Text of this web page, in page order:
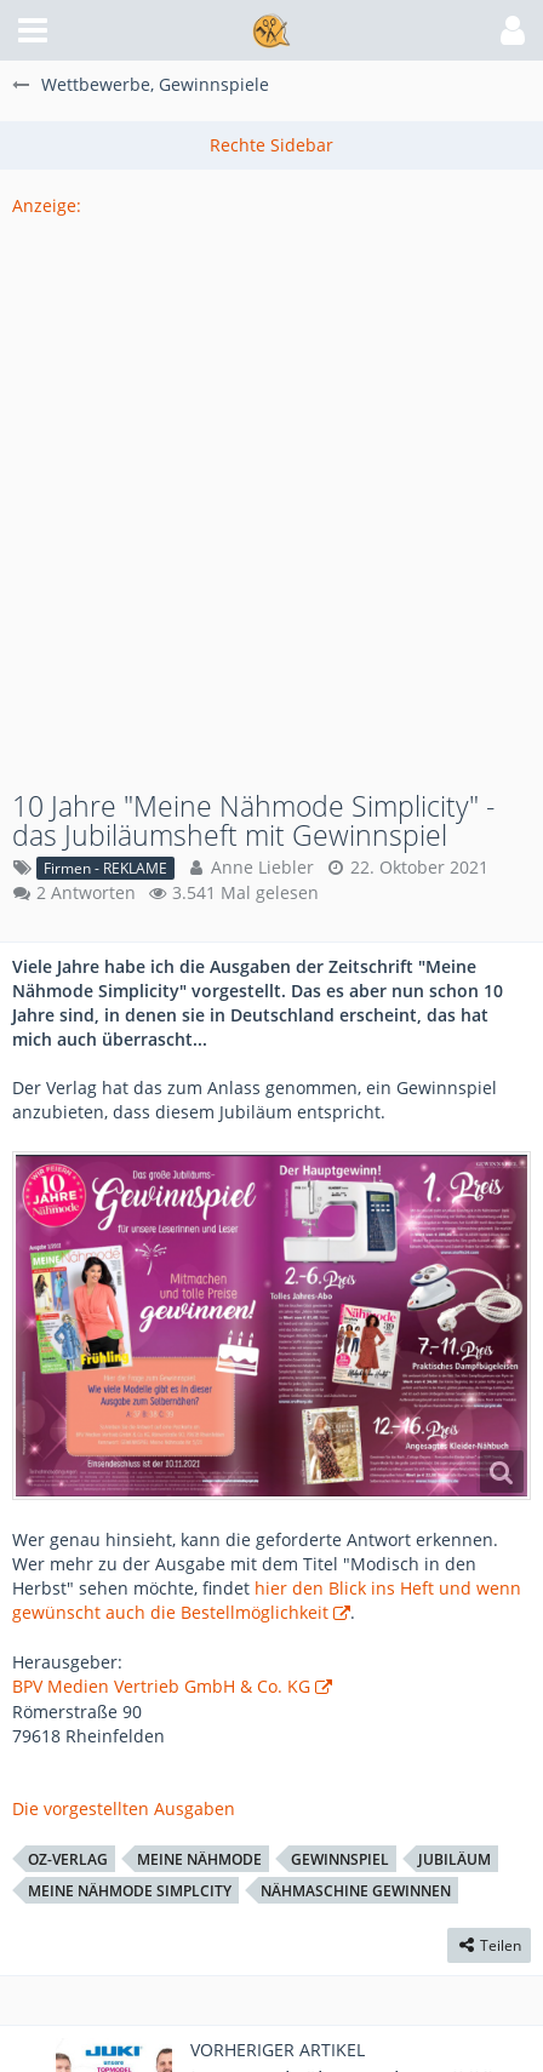
Wettbewerbe, Gewinnspiele
Anzeige:
10 Jahre "Meine Nähmode Simplicity" -
das Jubiläumsheft mit Gewinnspiel
Firmen - REKLAME Anne Liebler
22. Oktober 2021
2 Antworten
3.541 Mal gelesen
Viele Jahre habe ich die Ausgaben der Zeitschrift "Meine
Nähmode Simplicity" vorgestellt. Das es aber nun schon 10
Jahre sind, in denen sie in Deutschland erscheint, das hat
mich auch überrascht...
Der Verlag hat das zum Anlass genommen, ein Gewinnspiel
anzubieten, dass diesem Jubiläum entspricht.
Wer genau hinsieht, kann die geforderte Antwort erkennen.
Wer mehr zu der Ausgabe mit dem Titel "Modisch in den
Herbst" sehen möchte, findet hier den Blick ins Heft und wenn
gewünscht auch die Bestellmöglichkeit
.
Herausgeber:
BPV Medien Vertrieb GmbH & Co. KG
Römerstraße 90
79618 Rheinfelden
Die vorgestellten Ausgaben
OZ-VERLAG MEINE NÄHMODE GEWINNSPIEL
JUBILÄUM
MEINE NÄHMODE SIMPLCITY
NÄHMASCHINE GEWINNEN
Teilen
VORHERIGER ARTIKEL